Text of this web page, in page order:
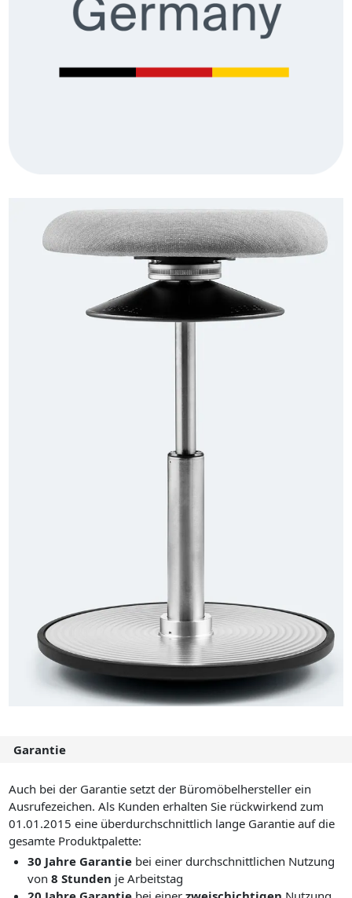
Garantie
Auch bei der Garantie setzt der Büromöbelhersteller ein
Ausrufezeichen. Als Kunden erhalten Sie rückwirkend zum
01.01.2015 eine überdurchschnittlich lange Garantie auf die
gesamte Produktpalette:
30 Jahre Garantie bei einer durchschnittlichen Nutzung
von8 Stunden je Arbeitstag